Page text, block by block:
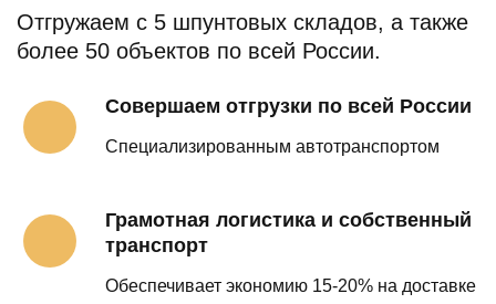
Отгружаем с 5 шпунтовых складов, а также
более 50 объектов по всей России.
Совершаем отгрузки по всей России
Специализированным автотранспортом
Грамотная логистика и собственный
транспорт
Обеспечивает экономию 15-20% на доставке